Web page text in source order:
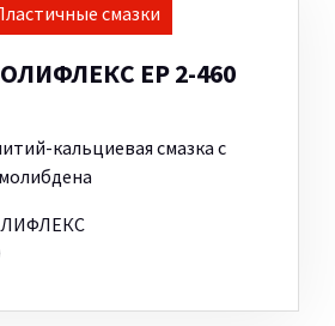
смазки
ЕР 2-460
кальциевая смазка с